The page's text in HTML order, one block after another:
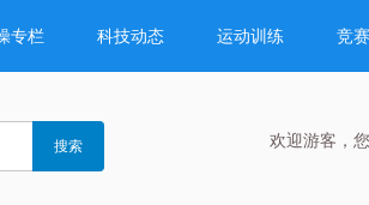
专栏 科技动态 运动训练 竞
欢迎游客，